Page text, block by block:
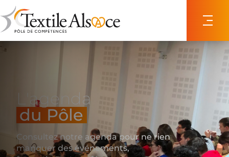
L'agenda
du Pôle
Consultez notre agenda pour ne rien
manquer des événements,
Panneau de gestion des cookies